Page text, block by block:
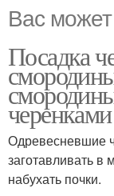
Вас
Посадка
черенками
Одревесневшие
заготавливать в
набухать почки.